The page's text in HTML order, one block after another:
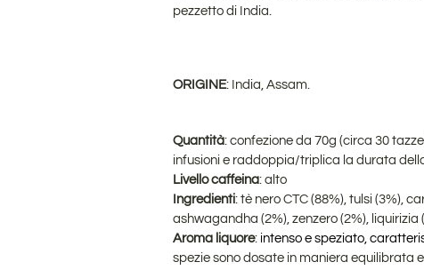
pezzetto di India.
ORIGINE: India, Assam.
Quantità: confezione da 70g (circa 30
infusioni e raddoppia/triplica la durata
Livello caffeina: alto
Ingredienti: tè nero CTC (88%), tulsi (3%),
ashwagandha (2%), zenzero (2%), liquirizia
Aroma liquore: intenso e speziato,
spezie sono dosate in maniera equilibrata